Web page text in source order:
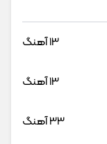
13 آهنگ
13 آهنگ
33 آهنگ